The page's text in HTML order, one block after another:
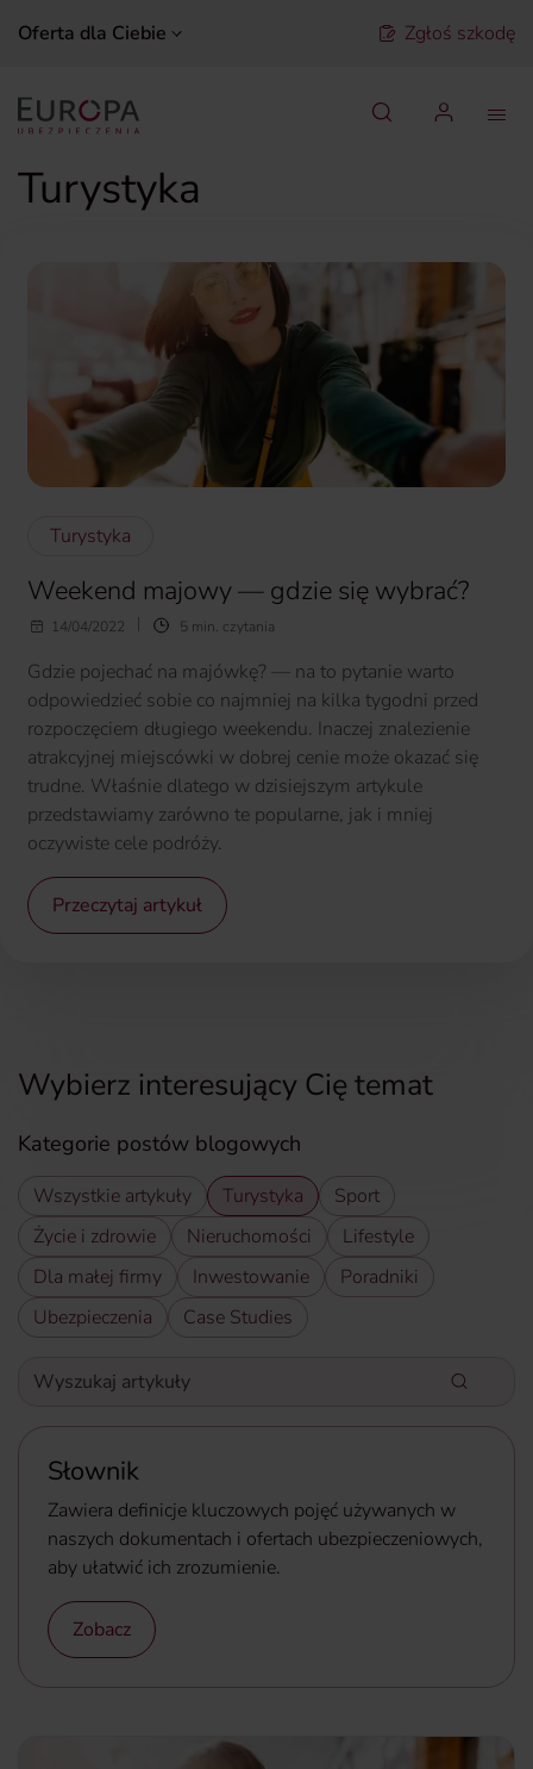
Oferta dla Ciebie Zgłoś szkodę
Turystyka
Turystyka
Weekend majowy — gdzie się wybrać?
14/04/2022 5 min. czytania
Gdzie pojechać na majówkę? — na to pytanie warto
odpowiedzieć sobie co najmniej na kilka tygodni przed
rozpoczęciem długiego weekendu. Inaczej znalezienie
atrakcyjnej miejscówki w dobrej cenie może okazać się
trudne. Właśnie dlatego w dzisiejszym artykule
przedstawiamy zarówno te popularne, jak i mniej
oczywiste cele podróży.
Przeczytaj artykuł
Wybierz interesujący Cię temat
Kategorie postów blogowych
Wszystkie artykuły Turystyka
Sport
Życie i zdrowie
Nieruchomości
Lifestyle
Dla małej firmy
Inwestowanie
Poradniki
Ubezpieczenia
Case Studies
Wyszukaj artykuły
Wpisz słowa kluczowe aby wyszukać artykuły
Słownik
Zawiera definicje kluczowych pojęć używanych w
naszych dokumentach i ofertach ubezpieczeniowych,
aby ułatwić ich zrozumienie.
Zobacz